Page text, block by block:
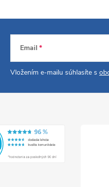
Email
Vložením e-mailu súhlasíte s